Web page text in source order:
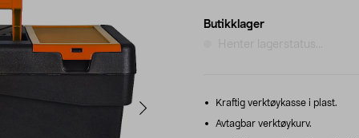
Butikklager
Kraftig verktøykasse i plast.
Avtagbar verktøykurv.